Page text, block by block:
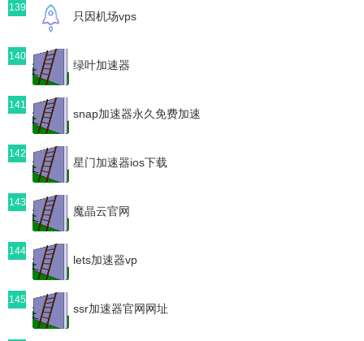
139
只因机场vps
140
绿叶加速器
141
snap加速器永久免费加速
142
星门加速器ios下载
143
魔晶云官网
144
lets加速器vp
145
ssr加速器官网网址